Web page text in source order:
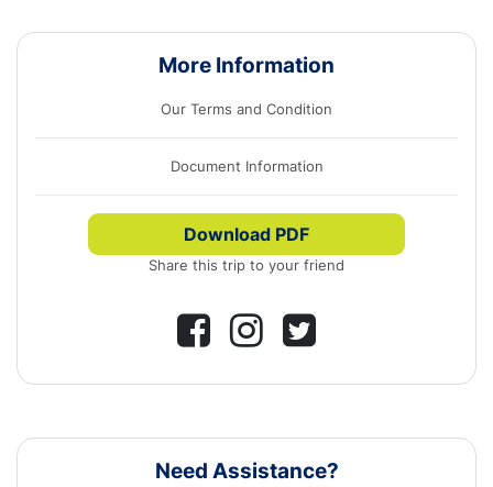
More Information
Our Terms and Condition
Document Information
Download PDF
Share this trip to your friend
Need Assistance?